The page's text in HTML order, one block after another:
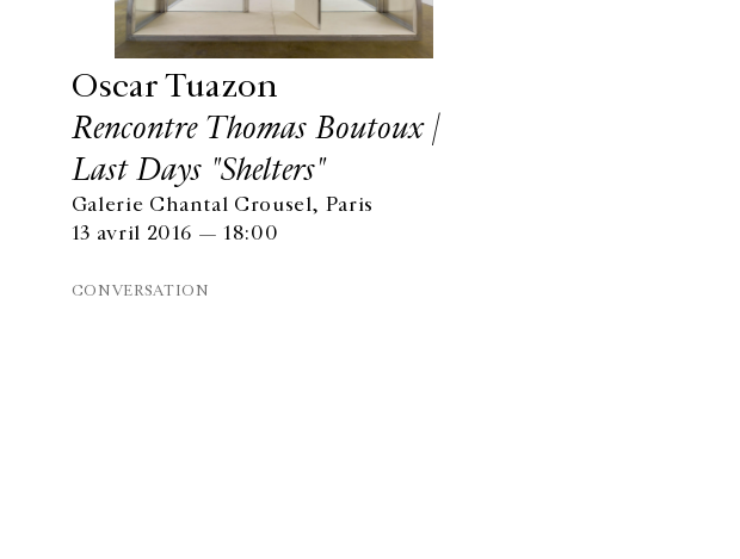
Oscar Tuazon
Rencontre Thomas Boutoux |
Last Days "Shelters"
Galerie Chantal Crousel, Paris
13 avril 2016 — 18:00
CONVERSATION